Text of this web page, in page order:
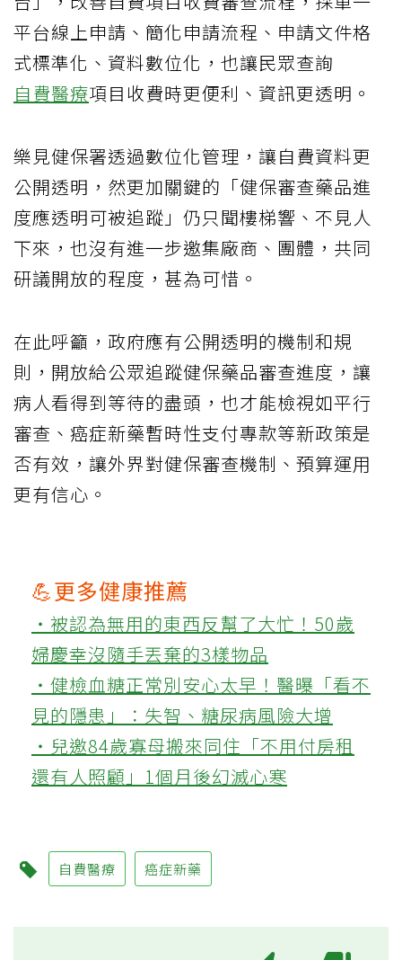
平台線上申請、簡化申請流程、申請文件格
式標準化、資料數位化，也讓民眾查詢
自費醫療項目收費時更便利、資訊更透明。
樂見健保署透過數位化管理，讓自費資料更
公開透明，然更加關鍵的「健保審查藥品進
度應透明可被追蹤」仍只聞樓梯響、不見人
下來，也沒有進一步邀集廠商、團體，共同
研議開放的程度，甚為可惜。
在此呼籲，政府應有公開透明的機制和規
則，開放給公眾追蹤健保藥品審查進度，讓
病人看得到等待的盡頭，也才能檢視如平行
審查、癌症新藥暫時性支付專款等新政策是
否有效，讓外界對健保審查機制、預算運用
更有信心。
💪更多健康推薦
‧被認為無用的東西反幫了大忙！50歲
婦慶幸沒隨手丟棄的3樣物品
‧健檢血糖正常別安心太早！醫曝「看不
見的隱患」：失智、糖尿病風險大增
‧兒邀84歲寡母搬來同住「不用付房租
還有人照顧」1個月後幻滅心寒
自費醫療 癌症新藥